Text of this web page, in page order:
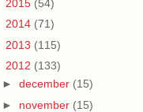
2015 (54)
2014 (71)
2013 (115)
2012 (133)
► december (15)
► november (15)